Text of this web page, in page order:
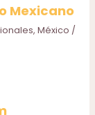
Mexicano
,México /